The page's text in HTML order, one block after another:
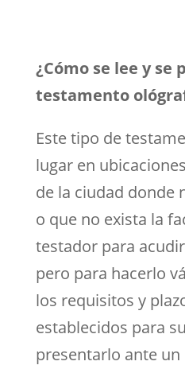
¿Cómo se lee y se
testamento
Este tipo de
lugar en
de la ciudad donde
o que no exista la
testador para
pero para hacerlo
los requisitos y
establecidos para
presentarlo ante